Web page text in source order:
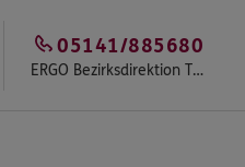
ERGO Bezirksdirektion Tiegs & Team
05141/885680